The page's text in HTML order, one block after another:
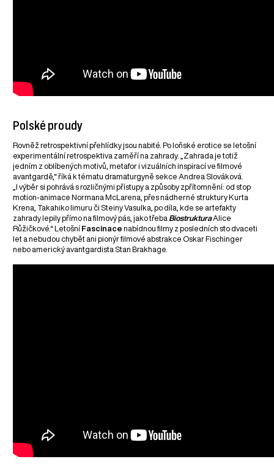
Polské proudy
Rovněž retrospektivní přehlídky jsou nabité. Po loňské erotice se letošní
experimentální retrospektiva zaměří na zahrady. „Zahrada je totiž
jedním z oblíbených motivů, metafor i vizuálních inspirací ve filmové
avantgardě,“ říká k tématu dramaturgyně sekce Andrea Slováková.
„I výběr si pohrává s rozličnými přístupy a způsoby zpřítomnění: od stop
motion-animace Normana McLarena, přes nádherné struktury Kurta
Krena, Takahiko Iimuru či Steiny Vasulka, po díla, kde se artefakty
zahrady lepily přímo na filmový pás, jako třeba BiostrukturaAlice
Růžičkové.“ Letošní Fascinace nabídnou filmy z posledních sto dvaceti
let a nebudou chybět ani pionýr filmové abstrakce Oskar Fischinger
nebo americký avantgardista Stan Brakhage.